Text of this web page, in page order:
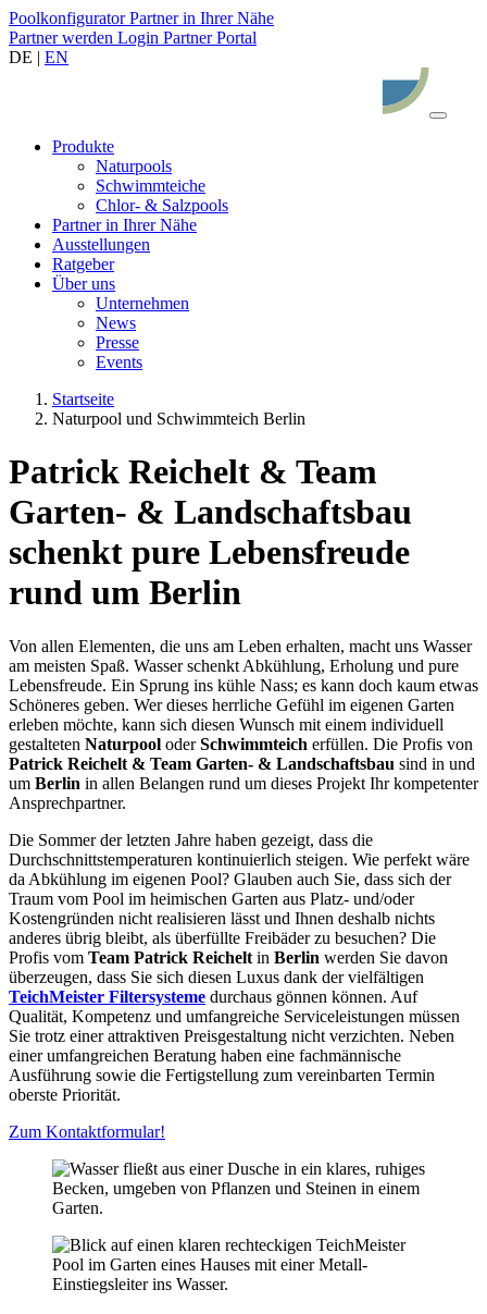
PoolkonfiguratorPartner in Ihrer Nähe
Partner werden Login Partner Portal
DE | EN
Produkte
Naturpools
Schwimmteiche
Chlor- & Salzpools
Partner in Ihrer Nähe
Ausstellungen
Ratgeber
Über uns
Unternehmen
News
Presse
Events
Startseite
Naturpool und Schwimmteich Berlin
Patrick Reichelt & Team
Garten- & Landschaftsbau
schenkt pure Lebensfreude
rund um Berlin
Von allen Elementen, die uns am Leben erhalten, macht uns Wasser
am meisten Spaß. Wasser schenkt Abkühlung, Erholung und pure
Lebensfreude. Ein Sprung ins kühle Nass; es kann doch kaum etwas
Schöneres geben. Wer dieses herrliche Gefühl im eigenen Garten
erleben möchte, kann sich diesen Wunsch mit einem individuell
gestalteten Naturpool oderSchwimmteich erfüllen. Die Profis von
Patrick Reichelt & Team Garten- & Landschaftsbau sind in und
um Berlin in allen Belangen rund um dieses Projekt Ihr kompetenter
Ansprechpartner.
Die Sommer der letzten Jahre haben gezeigt, dass die
Durchschnittstemperaturen kontinuierlich steigen. Wie perfekt wäre
da Abkühlung im eigenen Pool? Glauben auch Sie, dass sich der
Traum vom Pool im heimischen Garten aus Platz- und/oder
Kostengründen nicht realisieren lässt und Ihnen deshalb nichts
anderes übrig bleibt, als überfüllte Freibäder zu besuchen? Die
Profis vom Team Patrick Reichelt in Berlin werden Sie davon
überzeugen, dass Sie sich diesen Luxus dank der vielfältigen
TeichMeister Filtersysteme durchaus gönnen können. Auf
Qualität, Kompetenz und umfangreiche Serviceleistungen müssen
Sie trotz einer attraktiven Preisgestaltung nicht verzichten. Neben
einer umfangreichen Beratung haben eine fachmännische
Ausführung sowie die Fertigstellung zum vereinbarten Termin
oberste Priorität.
Zum Kontaktformular!